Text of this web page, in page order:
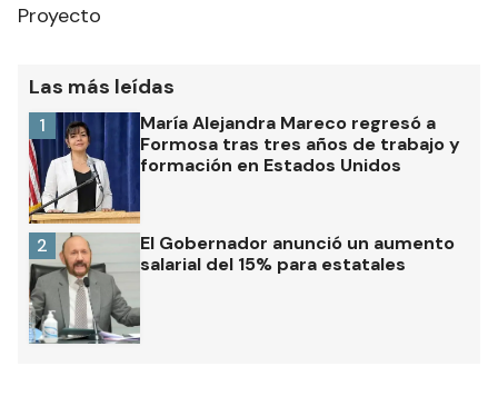
Proyecto
Las más leídas
María Alejandra Mareco regresó a
Formosa tras tres años de trabajo y
formación en Estados Unidos
1
El Gobernador anunció un aumento
salarial del 15% para estatales
2